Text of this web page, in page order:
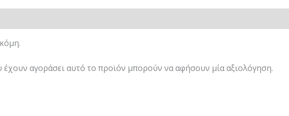
αγοράσει αυτό το προϊόν μπορούν να αφήσουν μία αξιολόγηση.